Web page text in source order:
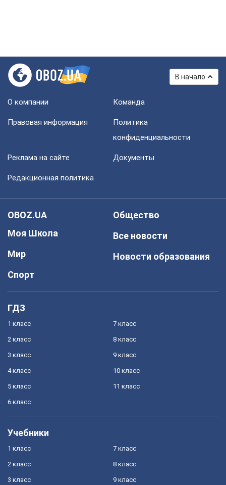
В начало
О компании Команда
Правовая информация
Политика
конфиденциальности
Реклама на сайте Документы
Редакционная политика
OBOZ.UA
Моя Школа
Мир
Спорт
Общество
Все новости
Новости образования
ГДЗ
1 класс
2 класс
3 класс
4 класс
5 класс
6 класс
7 класс
8 класс
9 класс
10 класс
11 класс
Учебники
1 класс
2 класс
3 класс
7 класс
8 класс
9 класс